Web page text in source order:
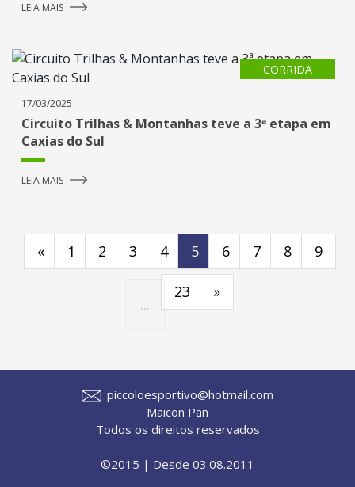
LEIA MAIS
CORRIDA
17/03/2025
Circuito Trilhas & Montanhas teve a 3ª etapa em
Caxias do Sul
LEIA MAIS
« 1 2 3 4 5 6 7 8 9
...
23 »
piccoloesportivo@hotmail.com
Maicon Pan
Todos os direitos reservados
©2015 | Desde 03.08.2011